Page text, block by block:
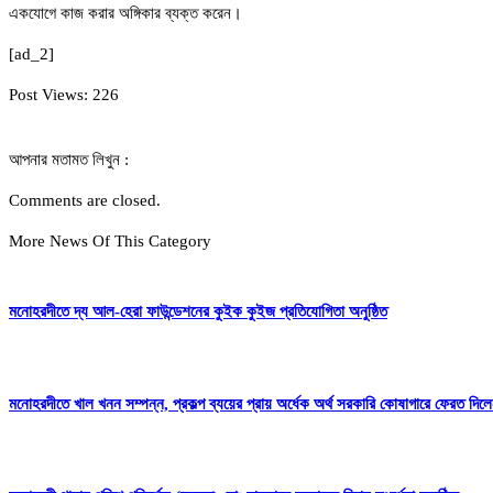
একযোগে কাজ করার অঙ্গিকার ব্যক্ত করেন।
[ad_2]
Post Views: 226
আপনার মতামত লিখুন :
Comments are closed.
More News Of This Category
মনোহরদীতে দ্য আল-হেরা ফাউন্ডেশনের কুইক কুইজ প্রতিযোগিতা অনুষ্ঠিত
মনোহরদীতে খাল খনন সম্পন্ন, প্রকল্প ব্যয়ের প্রায় অর্ধেক অর্থ সরকারি কোষাগারে ফেরত